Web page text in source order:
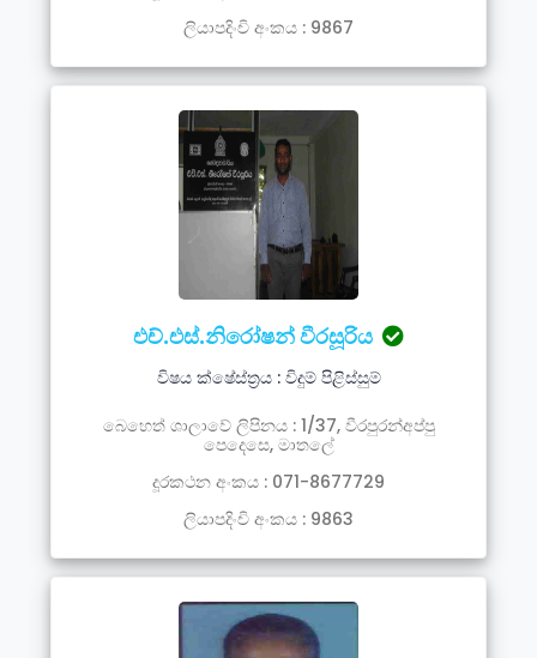
ලියාපදිංචි අංකය : 9867
එච්.එස්.නිරෝෂන් වීරසූරිය
විෂය ක්ෂේස්ත්‍රය : විදුම් පිළිස්සුම්
බෙහෙත් ශාලාවේ ලිපිනය : 1/37, වීරපුරන්අප්පු
පෙදෙසෙ, මාතලේ
දූරකථන අංකය : 071-8677729
ලියාපදිංචි අංකය : 9863